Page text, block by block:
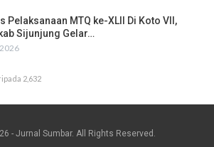
Pelaksanaan MTQ ke-XLII Di Koto VII,
Sijunjung Gelar…
2,632
- Jurnal Sumbar. All Rights Reserved.